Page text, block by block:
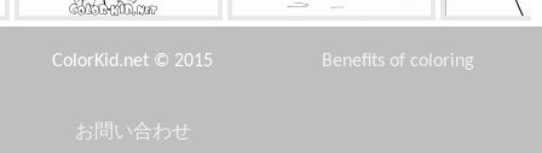
オークの果実 ホッキョクギツネ
ムーランは、
ColorKid.net © 2015 Benefits of coloring
お問い合わせ